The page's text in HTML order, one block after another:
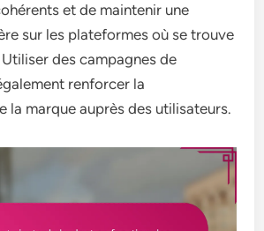
et de maintenir une
sur les plateformes où se trouve
des campagnes de
renforcer la
la marque auprès des utilisateurs.